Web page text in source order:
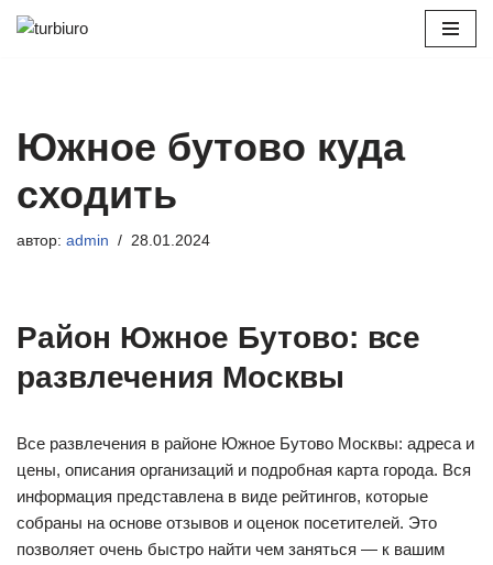
Южное бутово куда
сходить
автор: admin 28.01.2024
Район Южное Бутово: все
развлечения Москвы
Все развлечения в районе Южное Бутово Москвы: адреса и
цены, описания организаций и подробная карта города. Вся
информация представлена в виде рейтингов, которые
собраны на основе отзывов и оценок посетителей. Это
позволяет очень быстро найти чем заняться — к вашим